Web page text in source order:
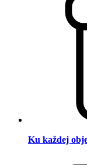
Ku každej